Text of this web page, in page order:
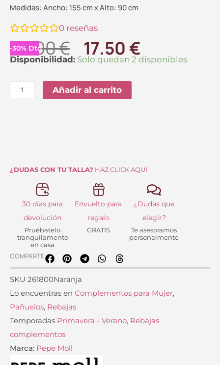
Medidas: Ancho: 155 cm x Alto: 90 cm
0 reseñas
-30% Dto.
25.00€ El
precio
original
era:
17.50 €El
precio
Disponibilidad: Solo quedan 2 disponibles
Pañuelo
Naranja
Pepe
Añadir al carrito
¿DUDAS CON TU TALLA? HAZ CLICK AQUÍ
30 días para
devolución
Pruébatelo
tranquilamente
en casa
Envuelto para
regalo
GRATIS
¿Dudas que
elegir?
Te asesoramos
personalmente
COMPARTE
SKU 261800Naranja
Lo encuentras en Complementos para Mujer,
Pañuelos, Rebajas
Temporadas Primavera - Verano, Rebajas
complementos
Marca: Pepe Moll